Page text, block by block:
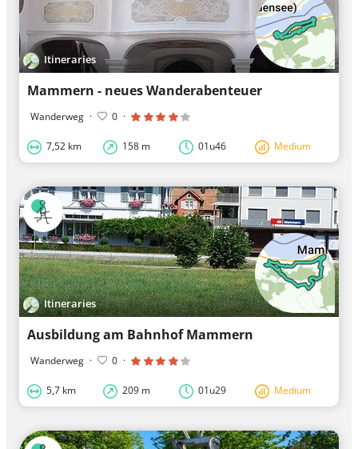
Itineraries
Mammern - neues Wanderabenteuer
Wanderweg · 0 ·
7,52 km 158 m 01u46 Medium
Itineraries
Ausbildung am Bahnhof Mammern
Wanderweg · 0 ·
5,7 km 209 m 01u29 Medium